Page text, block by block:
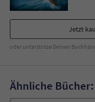
Jetzt
oder unterstütze Deinen
Ähnliche Bücher: